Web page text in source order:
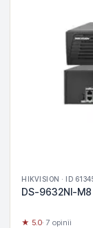
HIKVISION · ID
DS-9632NI-M8
★ 5.0· 7 opinii